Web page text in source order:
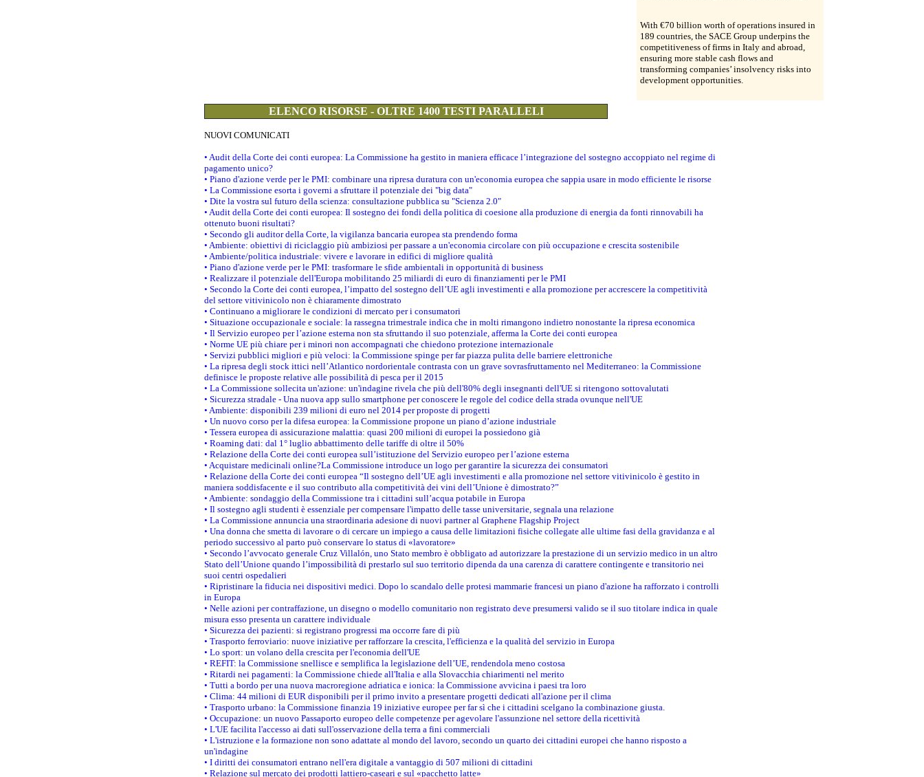
With €70 billion worth of operations insured in
189 countries, the SACE Group underpins the
competitiveness of firms in Italy and abroad,
ensuring more stable cash flows and
transforming companies’ insolvency risks into
development opportunities.
ELENCO RISORSE - OLTRE 1400 TESTI PARALLELI
NUOVI COMUNICATI
• Audit della Corte dei conti europea: La Commissione ha gestito in maniera efficace l’integrazione del sostegno accoppiato nel regime di
pagamento unico?
• Piano d'azione verde per le PMI: combinare una ripresa duratura con un'economia europea che sappia usare in modo efficiente le risorse
• La Commissione esorta i governi a sfruttare il potenziale dei "big data"
• Dite la vostra sul futuro della scienza: consultazione pubblica su "Scienza 2.0"
• Audit della Corte dei conti europea: Il sostegno dei fondi della politica di coesione alla produzione di energia da fonti rinnovabili ha
ottenuto buoni risultati?
• Secondo gli auditor della Corte, la vigilanza bancaria europea sta prendendo forma
• Ambiente: obiettivi di riciclaggio più ambiziosi per passare a un'economia circolare con più occupazione e crescita sostenibile
• Ambiente/politica industriale: vivere e lavorare in edifici di migliore qualità
• Piano d'azione verde per le PMI: trasformare le sfide ambientali in opportunità di business
• Realizzare il potenziale dell'Europa mobilitando 25 miliardi di euro di finanziamenti per le PMI
• Secondo la Corte dei conti europea, l’impatto del sostegno dell’UE agli investimenti e alla promozione per accrescere la competitività
del settore vitivinicolo non è chiaramente dimostrato
• Continuano a migliorare le condizioni di mercato per i consumatori
• Situazione occupazionale e sociale: la rassegna trimestrale indica che in molti rimangono indietro nonostante la ripresa economica
• Il Servizio europeo per l’azione esterna non sta sfruttando il suo potenziale, afferma la Corte dei conti europea
• Norme UE più chiare per i minori non accompagnati che chiedono protezione internazionale
• Servizi pubblici migliori e più veloci: la Commissione spinge per far piazza pulita delle barriere elettroniche
• La ripresa degli stock ittici nell’Atlantico nordorientale contrasta con un grave sovrasfruttamento nel Mediterraneo: la Commissione
definisce le proposte relative alle possibilità di pesca per il 2015
• La Commissione sollecita un'azione: un'indagine rivela che più dell'80% degli insegnanti dell'UE si ritengono sottovalutati
• Sicurezza stradale - Una nuova app sullo smartphone per conoscere le regole del codice della strada ovunque nell'UE
• Ambiente: disponibili 239 milioni di euro nel 2014 per proposte di progetti
• Un nuovo corso per la difesa europea: la Commissione propone un piano d’azione industriale
• Tessera europea di assicurazione malattia: quasi 200 milioni di europei la possiedono già
• Roaming dati: dal 1° luglio abbattimento delle tariffe di oltre il 50%
• Relazione della Corte dei conti europea sull’istituzione del Servizio europeo per l’azione esterna
• Acquistare medicinali online?La Commissione introduce un logo per garantire la sicurezza dei consumatori
• Relazione della Corte dei conti europea “Il sostegno dell’UE agli investimenti e alla promozione nel settore vitivinicolo è gestito in
maniera soddisfacente e il suo contributo alla competitività dei vini dell’Unione è dimostrato?”
• Ambiente: sondaggio della Commissione tra i cittadini sull’acqua potabile in Europa
• Il sostegno agli studenti è essenziale per compensare l'impatto delle tasse universitarie, segnala una relazione
• La Commissione annuncia una straordinaria adesione di nuovi partner al Graphene Flagship Project
• Una donna che smetta di lavorare o di cercare un impiego a causa delle limitazioni fisiche collegate alle ultime fasi della gravidanza e al
periodo successivo al parto può conservare lo status di «lavoratore»
• Secondo l’avvocato generale Cruz Villalón, uno Stato membro è obbligato ad autorizzare la prestazione di un servizio medico in un altro
Stato dell’Unione quando l’impossibilità di prestarlo sul suo territorio dipenda da una carenza di carattere contingente e transitorio nei
suoi centri ospedalieri
• Ripristinare la fiducia nei dispositivi medici. Dopo lo scandalo delle protesi mammarie francesi un piano d'azione ha rafforzato i controlli
in Europa
• Nelle azioni per contraffazione, un disegno o modello comunitario non registrato deve presumersi valido se il suo titolare indica in quale
misura esso presenta un carattere individuale
• Sicurezza dei pazienti: si registrano progressi ma occorre fare di più
• Trasporto ferroviario: nuove iniziative per rafforzare la crescita, l'efficienza e la qualità del servizio in Europa
• Lo sport: un volano della crescita per l'economia dell'UE
• REFIT: la Commissione snellisce e semplifica la legislazione dell’UE, rendendola meno costosa
• Ritardi nei pagamenti: la Commissione chiede all'Italia e alla Slovacchia chiarimenti nel merito
• Tutti a bordo per una nuova macroregione adriatica e ionica: la Commissione avvicina i paesi tra loro
• Clima: 44 milioni di EUR disponibili per il primo invito a presentare progetti dedicati all'azione per il clima
• Trasporto urbano: la Commissione finanzia 19 iniziative europee per far sì che i cittadini scelgano la combinazione giusta.
• Occupazione: un nuovo Passaporto europeo delle competenze per agevolare l'assunzione nel settore della ricettività
• L'UE facilita l'accesso ai dati sull'osservazione della terra a fini commerciali
• L'istruzione e la formazione non sono adattate al mondo del lavoro, secondo un quarto dei cittadini europei che hanno risposto a
un'indagine
• I diritti dei consumatori entrano nell'era digitale a vantaggio di 507 milioni di cittadini
• Relazione sul mercato dei prodotti lattiero-caseari e sul «pacchetto latte»